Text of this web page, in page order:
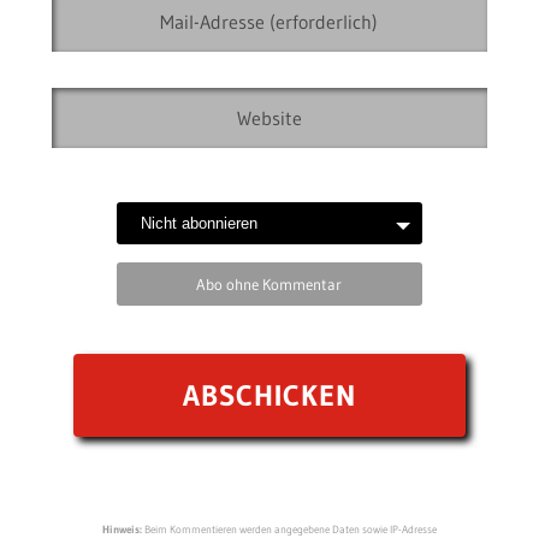
Abo ohne Kommentar
Hinweis:Beim Kommentieren werden angegebene Daten sowie IP-Adresse